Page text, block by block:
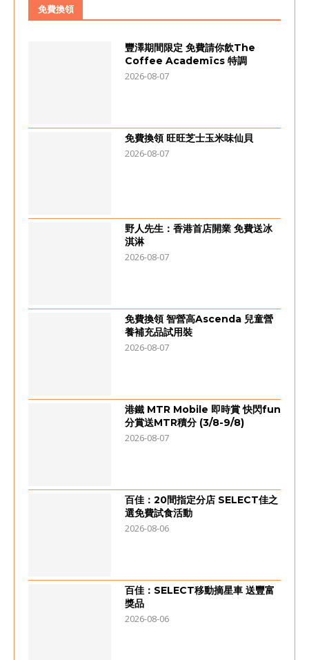
免費換領
豐澤期間限定 免費請你飲The
Coffee Academïcs 特調
2026-08-07
免費換領 旺旺芝士玉米味仙貝
2026-08-07
野人先生：香港首店開業 免費送冰
淇淋
2026-08-07
免費換領 智營高Ascenda 兒童營
養補充品試用裝
2026-08-07
港鐵 MTR Mobile 即時賞 快閃fun
分賞送MTR積分 (3/8-9/8)
2026-08-07
百佳：20間指定分店 SELECT佳之
選免費試食活動
2026-08-06
百佳：SELECT移動摘星車 送豐富
獎品
2026-08-06